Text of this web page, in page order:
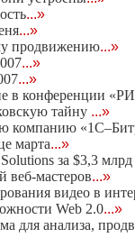
...»
...»
продвижению...»
...»
...»
в конференции
тайну ...»
компанию
марта...»
за $3,3 млрд
веб-мастеров...»
видео в
Web 2.0...»
для анализа,